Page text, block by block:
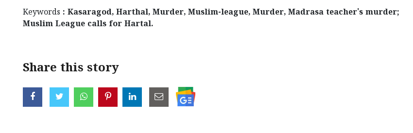
Keywords : Kasaragod, Harthal, Murder, Muslim-league, Murder, Madrasa teacher's murder;
Muslim League calls for Hartal.
Share this story